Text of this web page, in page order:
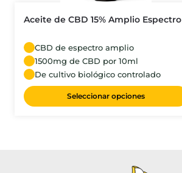
Aceite de CBD 15% Amplio Espectro
CBD de espectro amplio
1500mg de CBD por 10ml
De cultivo biológico controlado
Seleccionar opciones